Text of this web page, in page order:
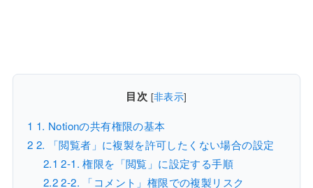
目次 [非表示]
1 1. Notionの共有権限の基本
2 2. 「閲覧者」に複製を許可したくない場合の設定
2.1 2-1. 権限を「閲覧」に設定する手順
2.22-2. 「コメント」権限での複製リスク